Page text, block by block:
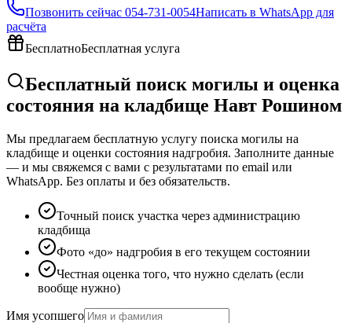
Позвонить сейчас 054-731-0054Написать в WhatsApp для
расчёта
БесплатноБесплатная услуга
Бесплатный поиск могилы и оценка
состояния на кладбище Навт Рошином
Мы предлагаем бесплатную услугу поиска могилы на
кладбище и оценки состояния надгробия. Заполните данные
— и мы свяжемся с вами с результатами по email или
WhatsApp. Без оплаты и без обязательств.
Точный поиск участка через администрацию
кладбища
Фото «до» надгробия в его текущем состоянии
Честная оценка того, что нужно сделать (если
вообще нужно)
Имя усопшего